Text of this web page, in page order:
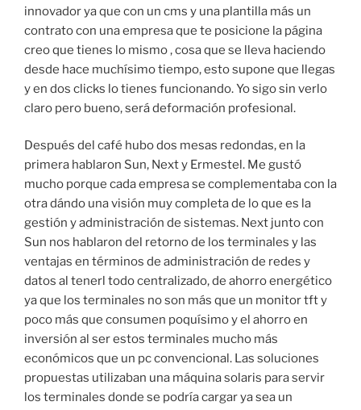
innovador ya que con un cms y una plantilla más un
contrato con una empresa que te posicione la página
creo que tienes lo mismo , cosa que se lleva haciendo
desde hace muchísimo tiempo, esto supone que llegas
y en dos clicks lo tienes funcionando. Yo sigo sin verlo
claro pero bueno, será deformación profesional.
Después del café hubo dos mesas redondas, en la
primera hablaron Sun, Next y Ermestel. Me gustó
mucho porque cada empresa se complementaba con la
otra dándo una visión muy completa de lo que es la
gestión y administración de sistemas. Next junto con
Sun nos hablaron del retorno de los terminales y las
ventajas en términos de administración de redes y
datos al tenerl todo centralizado, de ahorro energético
ya que los terminales no son más que un monitor tft y
poco más que consumen poquísimo y el ahorro en
inversión al ser estos terminales mucho más
económicos que un pc convencional. Las soluciones
propuestas utilizaban una máquina solaris para servir
los terminales donde se podría cargar ya sea un